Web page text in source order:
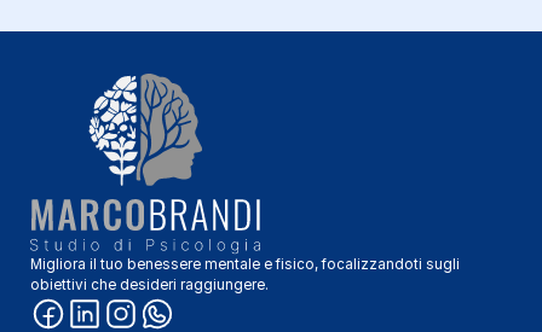
Migliora il tuo benessere mentale e fisico, focalizzandoti sugli
obiettivi che desideri raggiungere.